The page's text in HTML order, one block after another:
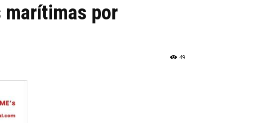
marítimas por
49